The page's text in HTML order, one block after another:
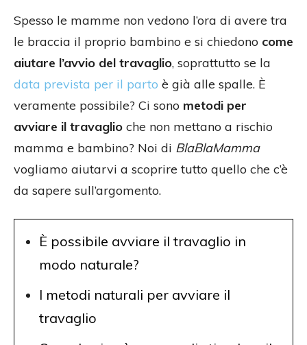
Spesso le mamme non vedono l’ora di avere tra
le braccia il proprio bambino e si chiedono come
aiutare l’avvio del travaglio, soprattutto se la
data prevista per il parto è già alle spalle. È
veramente possibile? Ci sono metodi per
avviare il travaglio che non mettano a rischio
mamma e bambino? Noi di BlaBlaMamma
vogliamo aiutarvi a scoprire tutto quello che c’è
da sapere sull’argomento.
È possibile avviare il travaglio in
modo naturale?
I metodi naturali per avviare il
travaglio